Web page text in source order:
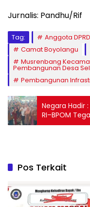
Jurnalis: Pandhu/Rif
Tag:
Anggota
Camat Boyolangu
Musrenbang
Pembangunan Desa
Pembangunan
Negara Hadir
RI–BPOM
Pangan bagi
Pos Terkait